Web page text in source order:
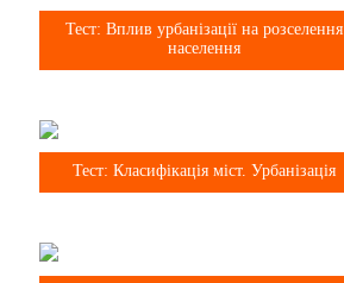
Тест: Вплив урбанізації на розселення
населення
8 клас
Тест: Класифікація міст. Урбанізація